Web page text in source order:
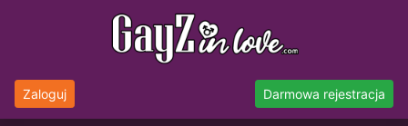
Zaloguj Darmowa rejestracja